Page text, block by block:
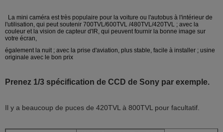
La mini caméra est très populaire pour la voiture ou l'autobus à l'intérieur de
l'utilisation, qui peut soutenir 700TVL/600TVL /480TVL/420TVL ; avec la
couleur et la vision de capteur d'IR, qui peuvent fournir la bonne image sur
votre écran,
également la nuit ; avec la prise d'aviation, plus stable, facile à installer ; usine
originale avec le bon prix
Prenez 1/3 spécification de CCD de Sony par exemple.
Il y a beaucoup de puces de 420TVL à 800TVL pour facultatif.